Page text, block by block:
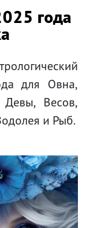
года
для Овна,
Девы, Весов,
и Рыб.